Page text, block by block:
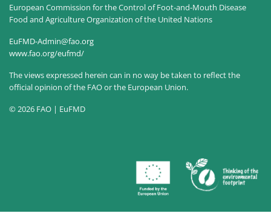
European Commission for the Control of Foot-and-Mouth Disease
Food and Agriculture Organization of the United Nations
EuFMD-Admin@fao.org
www.fao.org/eufmd/
The views expressed herein can in no way be taken to reflect the
official opinion of the FAO or the European Union.
© 2026 FAO | EuFMD